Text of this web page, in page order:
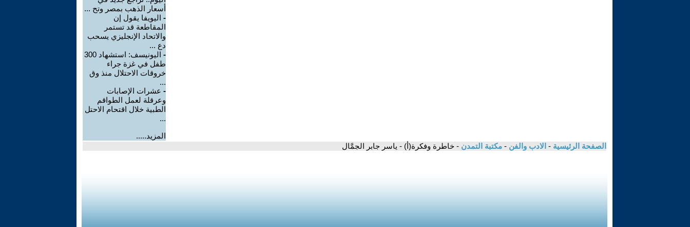
أسعار الذهب بمصر وتح ...
- اليويفا يقول إن
المقاطعة قد تستمر
والاتحاد الإنجليزي يسحب
دع ...
-
اليونيسف: استشهاد 300
طفل في غزة جراء
خروقات الاحتلال منذ وق
...
- عشرات الإصابات
وعرقلة لعمل الطواقم
الطبية خلال اقتحام الاحتل
...
المزيد.....
الصفحة الرئيسية - الادب والفن - مكتبة التمدن - خاطرة وفكرة(أ) - ياسر جابر الجمَّال